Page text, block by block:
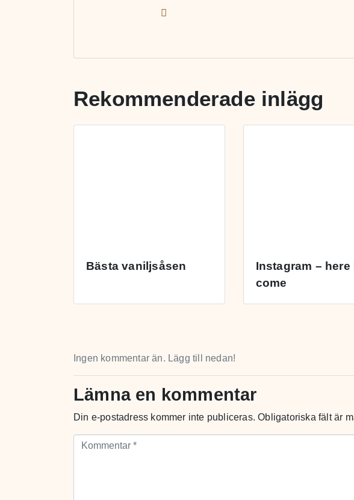
Rekommenderade inlägg
Bästa vaniljsåsen
Instagram – here
come
Ingen kommentar än. Lägg till nedan!
Lämna en kommentar
Din e-postadress kommer inte publiceras. Obligatoriska fält är
Kommentar *